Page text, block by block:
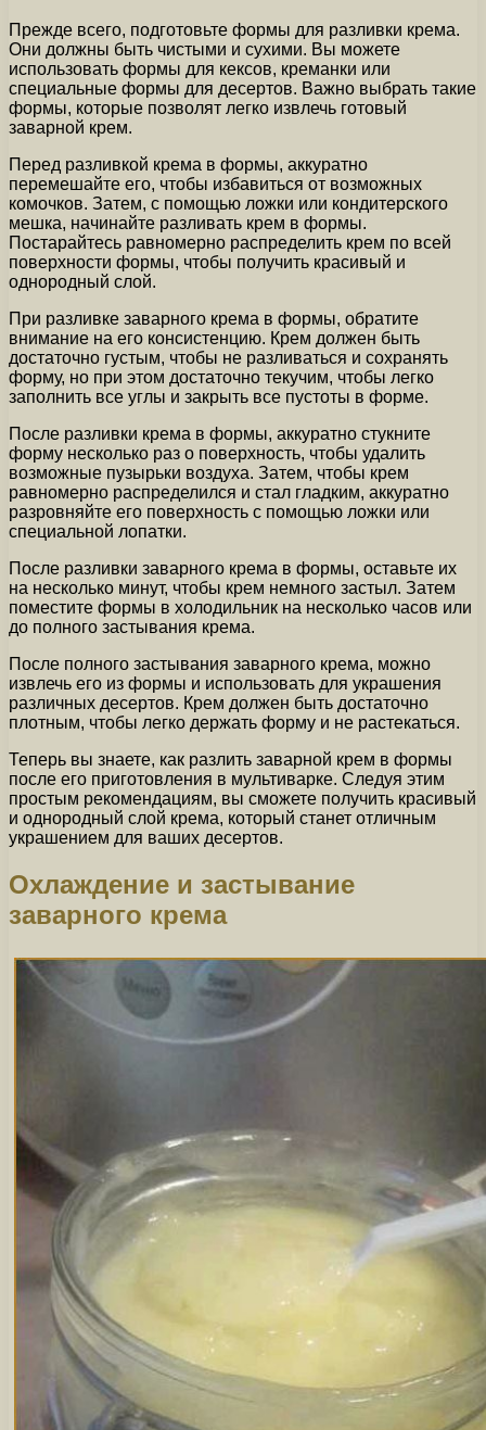
Прежде всего, подготовьте формы для разливки крема.
Они должны быть чистыми и сухими. Вы можете
использовать формы для кексов, креманки или
специальные формы для десертов. Важно выбрать такие
формы, которые позволят легко извлечь готовый
заварной крем.
Перед разливкой крема в формы, аккуратно
перемешайте его, чтобы избавиться от возможных
комочков. Затем, с помощью ложки или кондитерского
мешка, начинайте разливать крем в формы.
Постарайтесь равномерно распределить крем по всей
поверхности формы, чтобы получить красивый и
однородный слой.
При разливке заварного крема в формы, обратите
внимание на его консистенцию. Крем должен быть
достаточно густым, чтобы не разливаться и сохранять
форму, но при этом достаточно текучим, чтобы легко
заполнить все углы и закрыть все пустоты в форме.
После разливки крема в формы, аккуратно стукните
форму несколько раз о поверхность, чтобы удалить
возможные пузырьки воздуха. Затем, чтобы крем
равномерно распределился и стал гладким, аккуратно
разровняйте его поверхность с помощью ложки или
специальной лопатки.
После разливки заварного крема в формы, оставьте их
на несколько минут, чтобы крем немного застыл. Затем
поместите формы в холодильник на несколько часов или
до полного застывания крема.
После полного застывания заварного крема, можно
извлечь его из формы и использовать для украшения
различных десертов. Крем должен быть достаточно
плотным, чтобы легко держать форму и не растекаться.
Теперь вы знаете, как разлить заварной крем в формы
после его приготовления в мультиварке. Следуя этим
простым рекомендациям, вы сможете получить красивый
и однородный слой крема, который станет отличным
украшением для ваших десертов.
Охлаждение и застывание
заварного крема